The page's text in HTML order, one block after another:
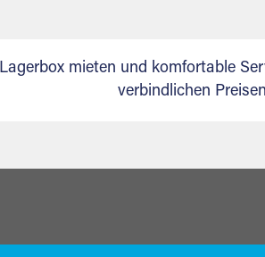
Lagerbox mieten und komfortable
verbindlichen